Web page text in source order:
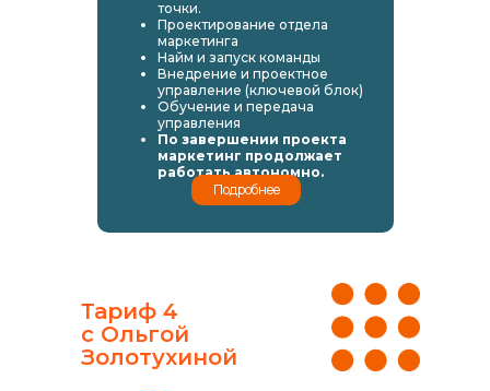
точки.
Проектирование отдела
маркетинга
Найм и запуск команды
Внедрение и проектное
управление (ключевой блок)
Обучение и передача
управления
По завершении проекта
маркетинг продолжает
работать автономно.
Подробнее
Тариф 4
с Ольгой
Золотухиной